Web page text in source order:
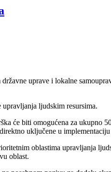
uprave i lokalne
ljudskim resursima.
će biti omogućena za ukupno
uključene u implementaciju
oblastima upravljanja
oblast.